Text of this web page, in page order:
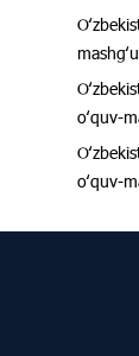
oʻquv-
oʻquv-